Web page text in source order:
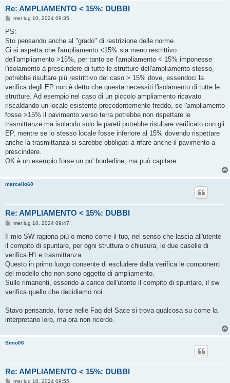
Re: AMPLIAMENTO < 15%: DUBBI
M
s
a
g
i
o
mer lug 10, 2024 09:35
PS:
Sto pensando anche al "grado" di restrizione delle norme.
Ci si aspetta che l'ampliamento <15% sia meno restrittivo
dell'ampliamento >15%, per tanto se l'ampliamento < 15% imponesse
l'isolamento a prescindere di tutte le strutture dell'ampliamento stesso,
potrebbe risultare più restrittivo del caso > 15% dove, essendoci la
verifica degli EP non è detto che questa necessiti l'isolamento di tutte le
strutture. Ad esempio nel caso di un piccolo ampliamento ricavato
riscaldando un locale esistente precedentemente freddo, se l'ampliamento
fosse >15% il pavimento verso terra potrebbe non rispettare le
trasmittanze ma isolando solo le pareti potrebbe risultare verificato con gli
EP, mentre se lo stesso locale fosse inferiore al 15% dovendo rispettare
anche la trasmittanza si sarebbe obbligati a rifare anche il pavimento a
prescindere.
OK è un esempio forse un po' borderline, ma può capitare.
marcello60
Re: AMPLIAMENTO < 15%: DUBBI
M
s
a
g
i
o
mer lug 10, 2024 09:47
Il mio SW ragiona più o meno come il tuo, nel senso che lascia all'utente
il compito di spuntare, per ogni struttura o chiusura, le due caselle di
verifica H't e trasmittanza.
Questo in primo luogo consente di escludere dalla verifica le componenti
del modello che non sono oggetto di ampliamento.
Sulle rimanenti, essendo a carico dell'utente il compito di spuntare, il sw
verifica quello che decidiamo noi.
Stavo pensando, forse nelle Faq del Sace si trova qualcosa su come la
interpretano loro, ma ora non ricordo.
Simo06
Re: AMPLIAMENTO < 15%: DUBBI
Mmer lug 10, 2024 09:55